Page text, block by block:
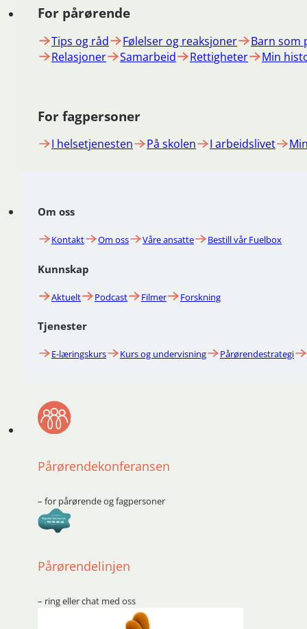
For pårørende
Tips og råd Følelser og reaksjoner
Barn som
Relasjoner
Samarbeid Rettigheter Min
For fagpersoner
I helsetjenesten På skolen I arbeidslivet
Om oss
Kontakt Om oss Våre ansatte Bestill vår Fuelbox
Kunnskap
Aktuelt Podcast Filmer Forskning
Tjenester
E-læringskurs Kurs og undervisning Pårørendestrategi
Pårørendekonferansen
– for pårørende og fagpersoner
Pårørendelinjen
– ring eller chat med oss